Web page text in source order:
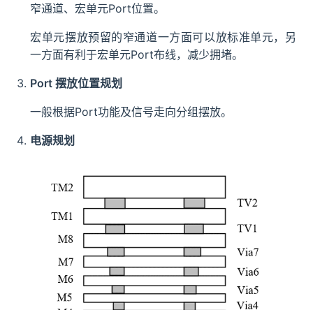
窄通道、宏单元Port位置。
宏单元摆放预留的窄通道一方面可以放标准单元，另
一方面有利于宏单元Port布线，减少拥堵。
Port 摆放位置规划
一般根据Port功能及信号走向分组摆放。
电源规划